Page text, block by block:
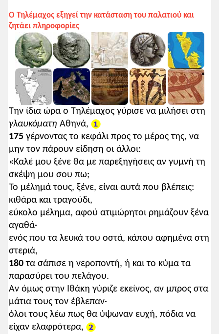
Ο Τηλέμαχος εξηγεί την κατάσταση του παλατιού και
ζητάει πληροφορίες
Την ίδια ώρα ο Τηλέμαχος γύρισε να μιλήσει στη
γλαυκόματη Αθηνά,
175 γέρνοντας το κεφάλι προς το μέρος της, να
μην τον πάρουν είδηση οι άλλοι:
«Καλέ μου ξένε θα με παρεξηγήσεις αν γυμνή τη
σκέψη μου σου πω;
Το μέλημά τους, ξένε, είναι αυτά που βλέπεις:
κιθάρα και τραγούδι,
εύκολο μέλημα, αφού ατιμώρητοι ρημάζουν ξένα
αγαθά·
ενός που τα λευκά του οστά, κάπου αφημένα στη
στεριά,
180 τα σάπισε η νεροποντή, ή και το κύμα τα
παρασύρει του πελάγου.
Αν όμως στην Ιθάκη γύριζε εκείνος, αν μπρος στα
μάτια τους τον έβλεπαν·
όλοι τους λέω πως θα ύψωναν ευχή, πόδια να
είχαν ελαφρότερα,